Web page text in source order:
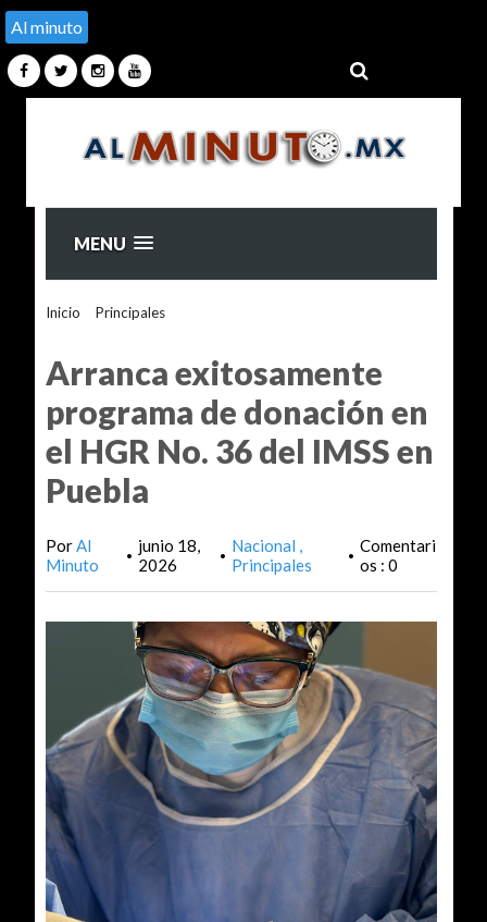
Al minuto
MENU
Inicio Principales>
Arranca exitosamente
programa de donación en
el HGR No. 36 del IMSS en
Puebla
PorAl
Minuto
• junio 18,
2026
• Nacional
Principales
• Comentari
os : 0